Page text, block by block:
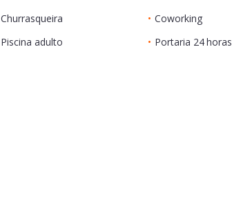
Churrasqueira • Coworking
Piscina adulto • Portaria 24 horas